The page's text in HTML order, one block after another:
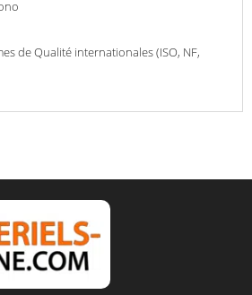
de Qualité internationales (ISO, NF,